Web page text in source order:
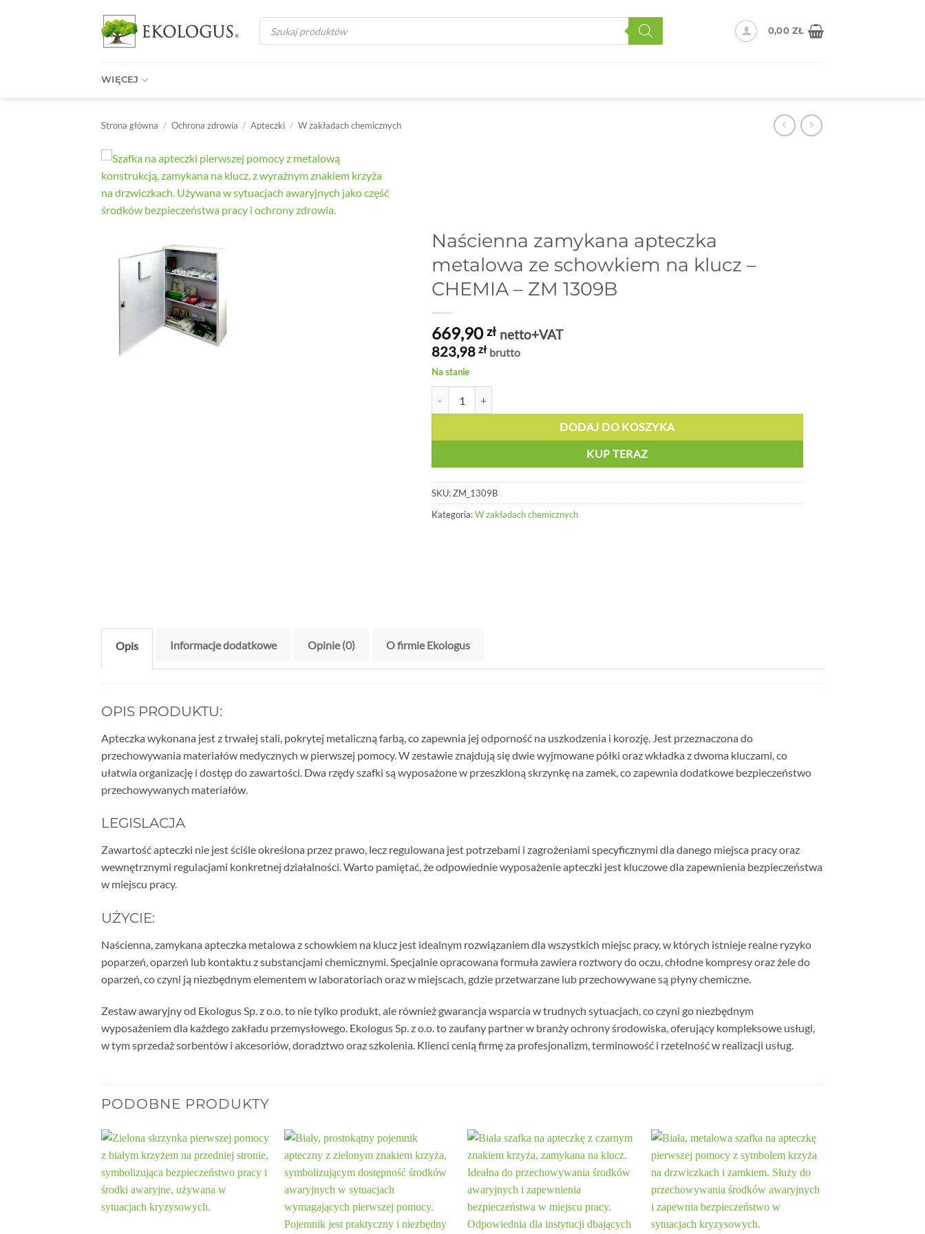
Wyszukiwarka
produktów
0,00ZŁ
WIĘCEJ
Strona główna / Ochrona zdrowia / Apteczki / W zakładach chemicznych
Naścienna zamykana apteczka
metalowa ze schowkiem na klucz –
CHEMIA – ZM 1309B
669,90zł netto+VAT
823,98 zł brutto
Na stanie
DODAJ DO KOSZYKA
KUP TERAZ
SKU:ZM_1309B
Kategoria:W zakładach chemicznych
Opis Informacje dodatkowe Opinie (0) O firmie Ekologus
OPIS PRODUKTU:
Apteczka wykonana jest z trwałej stali, pokrytej metaliczną farbą, co zapewnia jej odporność na uszkodzenia i korozję. Jest przeznaczona do
przechowywania materiałów medycznych w pierwszej pomocy. W zestawie znajdują się dwie wyjmowane półki oraz wkładka z dwoma kluczami, co
ułatwia organizację i dostęp do zawartości. Dwa rzędy szafki są wyposażone w przeszkloną skrzynkę na zamek, co zapewnia dodatkowe bezpieczeństwo
przechowywanych materiałów.
LEGISLACJA
Zawartość apteczki nie jest ściśle określona przez prawo, lecz regulowana jest potrzebami i zagrożeniami specyficznymi dla danego miejsca pracy oraz
wewnętrznymi regulacjami konkretnej działalności. Warto pamiętać, że odpowiednie wyposażenie apteczki jest kluczowe dla zapewnienia bezpieczeństwa
w miejscu pracy.
UŻYCIE:
Naścienna, zamykana apteczka metalowa z schowkiem na klucz jest idealnym rozwiązaniem dla wszystkich miejsc pracy, w których istnieje realne ryzyko
poparzeń, oparzeń lub kontaktu z substancjami chemicznymi. Specjalnie opracowana formuła zawiera roztwory do oczu, chłodne kompresy oraz żele do
oparzeń, co czyni ją niezbędnym elementem w laboratoriach oraz w miejscach, gdzie przetwarzane lub przechowywane są płyny chemiczne.
Zestaw awaryjny od Ekologus Sp. z o.o. to nie tylko produkt, ale również gwarancja wsparcia w trudnych sytuacjach, co czyni go niezbędnym
wyposażeniem dla każdego zakładu przemysłowego. Ekologus Sp. z o.o. to zaufany partner w branży ochrony środowiska, oferujący kompleksowe usługi,
w tym sprzedaż sorbentów i akcesoriów, doradztwo oraz szkolenia. Klienci cenią firmę za profesjonalizm, terminowość i rzetelność w realizacji usług.
PODOBNE PRODUKTY